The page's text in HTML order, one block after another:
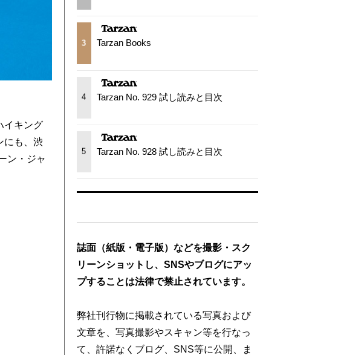
3 Tarzan Books
4 Tarzan No. 929 試し読みと目次
5 Tarzan No. 928 試し読みと目次
誌面（紙版・電子版）などを撮影・スク
リーンショットし、SNSやブログにアッ
プすることは法律で禁止されています。
弊社刊行物に掲載されている写真および
文章を、写真撮影やスキャン等を行なっ
て、許諾なくブログ、SNS等に公開、ま